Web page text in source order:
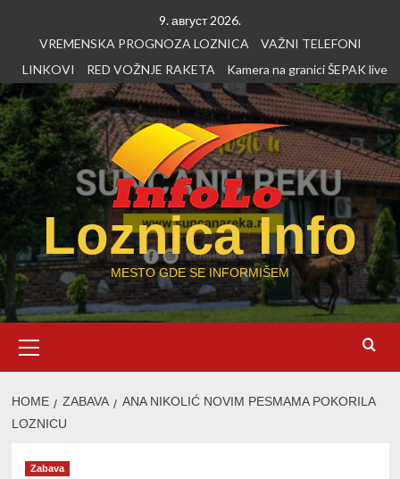
9. август 2026.
VREMENSKA PROGNOZA LOZNICA
VAŽNI TELEFONI
LINKOVI
RED VOŽNJE RAKETA Kamera na granici ŠEPAK live
Loznica Info
MESTO GDE SE INFORMIŠEM
Menu
HOME ZABAVA
ANA NIKOLIĆ NOVIM PESMAMA POKORILA
LOZNICU
Zabava